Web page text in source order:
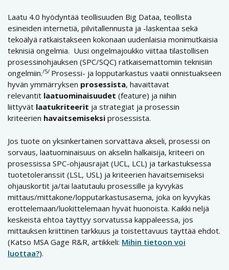
Laatu 4.0 hyödyntää teollisuuden Big Dataa, teollista
esineiden internetiä, pilvitallennusta ja -laskentaa sekä
tekoälyä ratkaistakseen kokonaan uudenlaisia ​​monimutkaisia ​​
teknisiä ongelmia. Uusi ongelmajoukko viittaa tilastollisen
prosessinohjauksen (SPC/SQC) ratkaisemattomiin teknisiin
ongelmiin./5/ Prosessi- ja lopputarkastus vaatii onnistuakseen
hyvän ymmärryksen prosessista, havaittavat
relevantit laatuominaisuudet (feature) ja niihin
liittyvät laatukriteerit ja strategiat ja prosessin
kriteerien havaitsemiseksi prosessista.
Jos tuote on yksinkertainen sorvattava akseli, prosessi on
sorvaus, laatuominaisuus on akselin halkaisija, kriteeri on
prosessissa SPC-ohjausrajat (UCL, LCL) ja tarkastuksessa
tuotetoleranssit (LSL, USL) ja kriteerien havaitsemiseksi
ohjauskortit ja/tai laatutaulu prosessille ja kyvykäs
mittaus/mittakone/lopputarkastusasema, joka on kyvykäs
erottelemaan/luokittelemaan hyvät huonoista. Kaikki neljä
keskeistä ehtoa täyttyy sorvatussa kappaleessa, jos
mittauksen kriittinen tarkkuus ja toistettavuus täyttää ehdot.
(Katso MSA Gage R&R, artikkeli: Mihin tietoon voi
luottaa?).